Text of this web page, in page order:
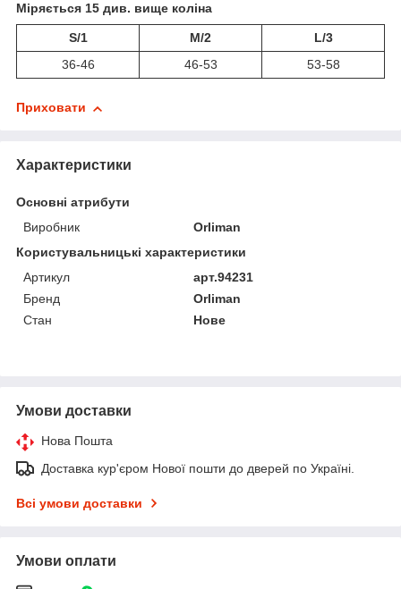
Міряється 15 див. вище коліна
S/1 M/2
L/3
36-46
46-53 53-58
Приховати
Характеристики
Основні атрибути
Виробник
Orliman
Користувальницькі характеристики
Артикул
арт.94231
Бренд
Orliman
Стан
Нове
Умови доставки
Нова Пошта
Доставка кур'єром Нової пошти до дверей по Україні.
Всі умови доставки
Умови оплати